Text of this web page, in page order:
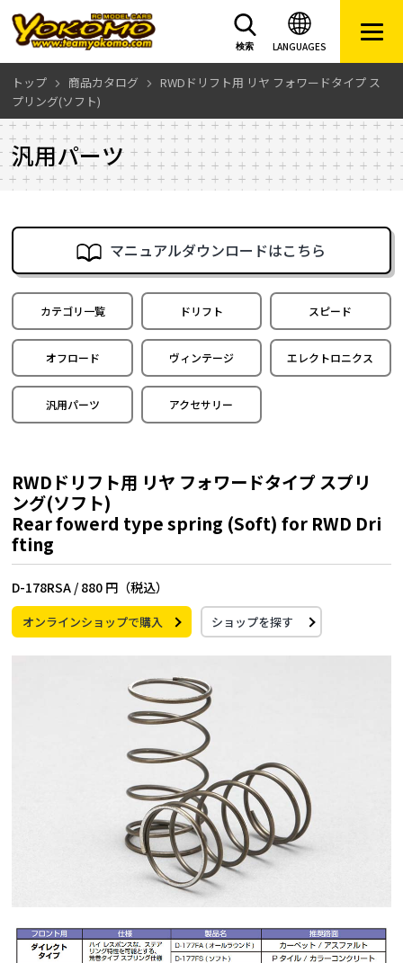
LANGUAGES
検索
トップ 商品カタログ
RWDドリフト用 リヤ フォワードタイプ ス
プリング(ソフト)
汎用パーツ
マニュアルダウンロードはこちら
カテゴリ一覧 ドリフト スピード
オフロード ヴィンテージ エレクトロニクス
汎用パーツ アクセサリー
RWDドリフト用 リヤ フォワードタイプ スプリ
ング(ソフト)
Rear fowerd type spring (Soft) for RWD Dri
fting
D-178RSA / 880 円（税込）
オンラインショップで購入 ショップを探す